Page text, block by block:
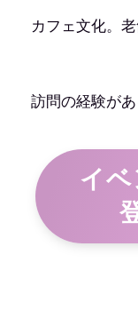
カフェ文化。
訪問の経験が
イ